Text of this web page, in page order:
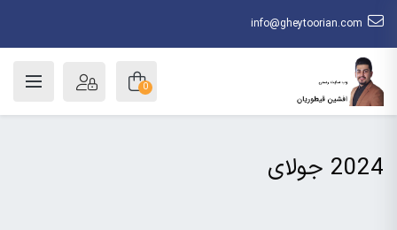
info@gheytoorian.com
0
2024 جولای